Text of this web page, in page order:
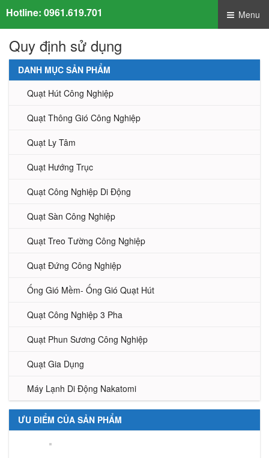
Hotline: 0961.619.701 Menu
Quy định sử dụng
DANH MỤC SẢN PHẨM
Quạt Hút Công Nghiệp
Quạt Thông Gió Công Nghiệp
Quạt Ly Tâm
Quạt Hướng Trục
Quạt Công Nghiệp Di Động
Quạt Sàn Công Nghiệp
Quạt Treo Tường Công Nghiệp
Quạt Đứng Công Nghiệp
Ống Gió Mềm- Ống Gió Quạt Hút
Quạt Công Nghiệp 3 Pha
Quạt Phun Sương Công Nghiệp
Quạt Gia Dụng
Máy Lạnh Di Động Nakatomi
ƯU ĐIỂM CỦA SẢN PHẨM